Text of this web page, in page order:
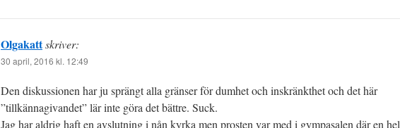
Olgakattskriver:
30 april, 2016 kl. 12:49
Den diskussionen har ju sprängt alla gränser för dumhet och inskränkthet och det här
”tillkännagivandet” lär inte göra det bättre. Suck.
Jag har aldrig haft en avslutning i nån kyrka men prosten var med i gympasalen där en hel